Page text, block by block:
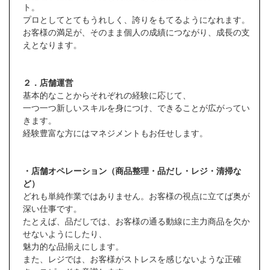
ト。
プロとしてとてもうれしく、誇りをもてるようになれます。
お客様の満足が、そのまま個人の成績につながり、成長の支
えとなります。
２．店舗運営
基本的なことからそれぞれの経験に応じて、
一つ一つ新しいスキルを身につけ、できることが広がってい
きます。
経験豊富な方にはマネジメントもお任せします。
・店舗オペレーション（商品整理・品だし・レジ・清掃な
ど）
どれも単純作業ではありません。お客様の視点に立てば奥が
深い仕事です。
たとえば、品だしでは、お客様の通る動線に主力商品を欠か
せないようにしたり、
魅力的な品揃えにします。
また、レジでは、お客様がストレスを感じないような正確